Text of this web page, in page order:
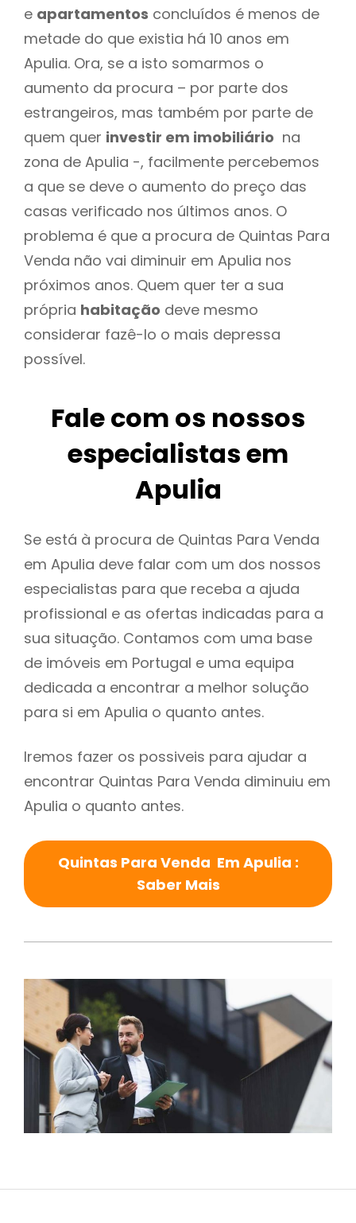
e apartamentos concluídos é menos de
metade do que existia há 10 anos em
Apulia. Ora, se a isto somarmos o
aumento da procura – por parte dos
estrangeiros, mas também por parte de
quem quer investir em imobiliário na
zona de Apulia -, facilmente percebemos
a que se deve o aumento do preço das
casas verificado nos últimos anos. O
problema é que a procura de Quintas Para
Venda não vai diminuir em Apulia nos
próximos anos. Quem quer ter a sua
própria habitação deve mesmo
considerar fazê-lo o mais depressa
possível.
Fale com os nossos
especialistas em
Apulia
Se está à procura de Quintas Para Venda
em Apulia deve falar com um dos nossos
especialistas para que receba a ajuda
profissional e as ofertas indicadas para a
sua situação. Contamos com uma base
de imóveis em Portugal e uma equipa
dedicada a encontrar a melhor solução
para si em Apulia o quanto antes.
Iremos fazer os possiveis para ajudar a
encontrar Quintas Para Venda diminuiu em
Apulia o quanto antes.
Quintas Para Venda Em Apulia :
Saber Mais